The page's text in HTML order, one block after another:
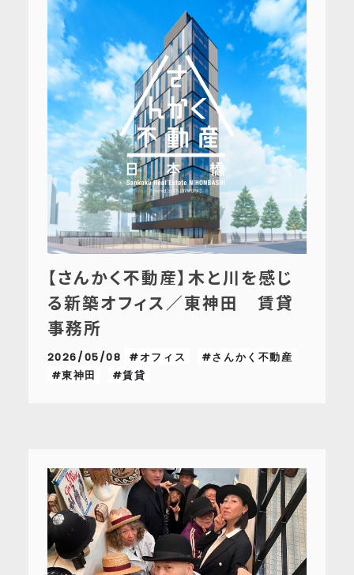
【さんかく不動産】木と川を感じ
る新築オフィス／東神田 賃貸
事務所
2026/05/08 #オフィス
#さんかく不動産
#東神田
#賃貸